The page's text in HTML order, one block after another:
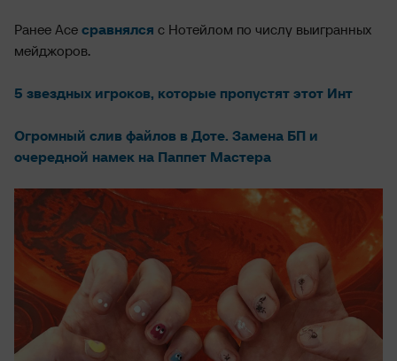
Ранее Ace сравнялся с Нотейлом по числу выигранных
мейджоров.
5 звездных игроков, которые пропустят этот Инт
Огромный слив файлов в Доте. Замена БП и
очередной намек на Паппет Мастера